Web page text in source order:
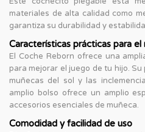
materiales de alta calidad como
garantiza su durabilidad y
Características prácticas para
El Coche Reborn ofrece una
para mejorar el juego de tu hijo.
muñecas del sol y las
amplio bolso ofrece un amplio
accesorios esenciales de muñeca.
Comodidad y facilidad de uso